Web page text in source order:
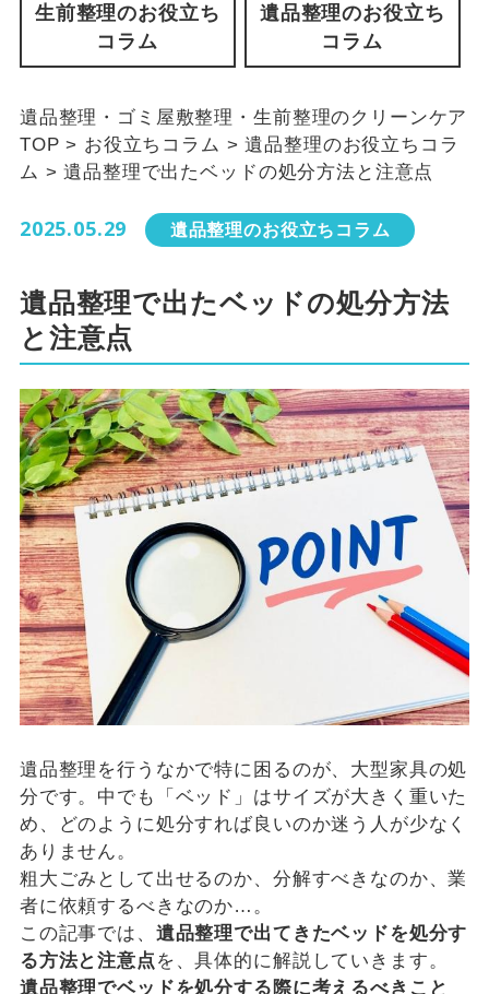
生前整理のお役立ち
コラム
遺品整理のお役立ち
コラム
遺品整理・ゴミ屋敷整理・生前整理のクリーンケア
TOP > お役立ちコラム >遺品整理のお役立ちコラ
ム >遺品整理で出たベッドの処分方法と注意点
2025.05.29 遺品整理のお役立ちコラム
遺品整理で出たベッドの処分方法
と注意点
遺品整理を行うなかで特に困るのが、大型家具の処
分です。中でも「ベッド」はサイズが大きく重いた
め、どのように処分すれば良いのか迷う人が少なく
ありません。
粗大ごみとして出せるのか、分解すべきなのか、業
者に依頼するべきなのか…。
この記事では、 遺品整理で出てきたベッドを処分す
る方法と注意点 を、具体的に解説していきます。
遺品整理でベッドを処分する際に考えるべきこと